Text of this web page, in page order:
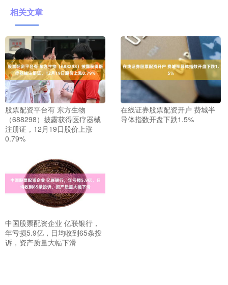
相关文章
股票配资平台有 东方生物
（688298）披露获得医疗器械
注册证，12月19日股价上涨
0.79%
在线证券股票配资开户 费城半
导体指数开盘下跌1.5%
中国股票配资企业 亿联银行，
年亏损5.9亿，日均收到65条投
诉，资产质量大幅下滑